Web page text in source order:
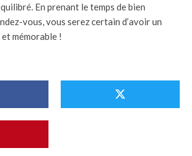
En prenant le temps de bien
vous, vous serez certain d’avoir un
mémorable !